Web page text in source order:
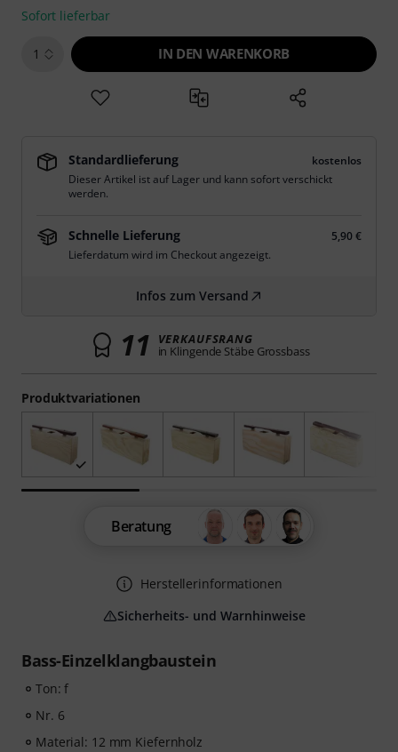
Bass-Einzelklangbaustein
Ton: f
Nr. 6
Material: 12 mm Kiefernholz
Produktvariationen
Sofort lieferbar
1 IN DEN WARENKORB
Standardlieferung
kostenlos
Dieser Artikel ist auf Lager und kann sofort verschickt
werden.
Schnelle Lieferung
5,90 €
Lieferdatum wird im Checkout angezeigt.
Infos zum Versand
11 VERKAUFSRANG
in Klingende Stäbe Grossbass
Beratung
Herstellerinformationen
Sicherheits- und Warnhinweise